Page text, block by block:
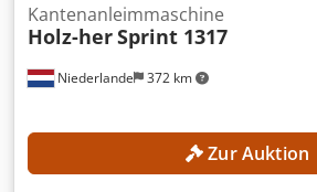
Niederlande 372 km
Kantenanleimmaschine
Holz-herSprint 1317
Zur Auktion